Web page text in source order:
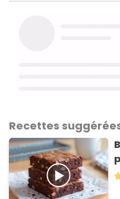
Recettes